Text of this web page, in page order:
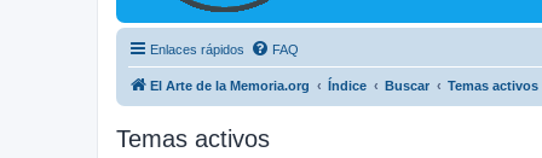
Enlaces rápidos FAQ
El Arte de la Memoria.org Índice Buscar Temas activos
Temas activos